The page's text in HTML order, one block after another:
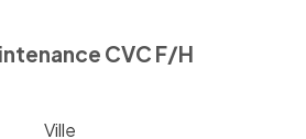
CVC F/H
Ville